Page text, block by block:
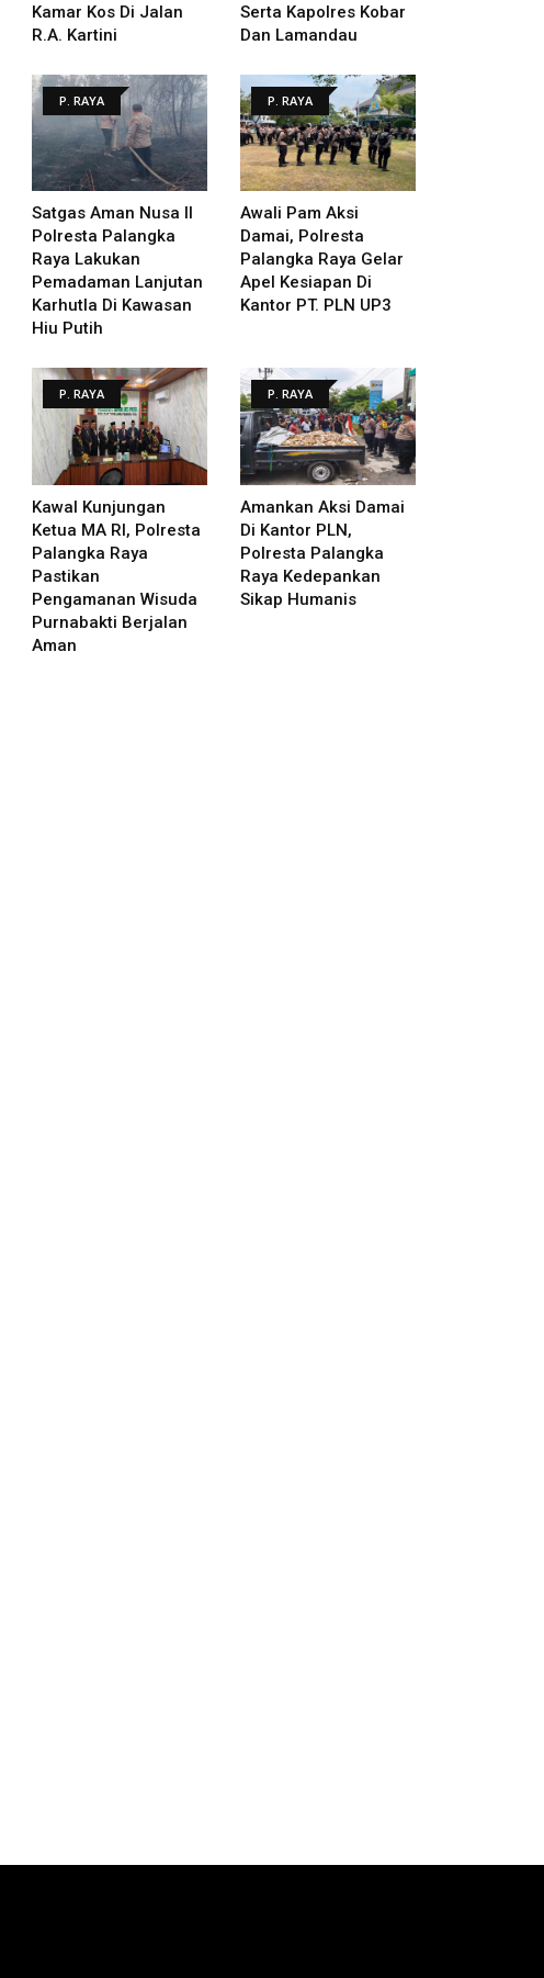
Kamar Kos Di Jalan
R.A. Kartini
Serta Kapolres Kobar
Dan Lamandau
P. RAYA
Satgas Aman Nusa II
Polresta Palangka
Raya Lakukan
Pemadaman Lanjutan
Karhutla Di Kawasan
Hiu Putih
P. RAYA
Awali Pam Aksi
Damai, Polresta
Palangka Raya Gelar
Apel Kesiapan Di
Kantor PT. PLN UP3
P. RAYA
Kawal Kunjungan
Ketua MA RI, Polresta
Palangka Raya
Pastikan
Pengamanan Wisuda
Purnabakti Berjalan
Aman
P. RAYA
Amankan Aksi Damai
Di Kantor PLN,
Polresta Palangka
Raya Kedepankan
Sikap Humanis